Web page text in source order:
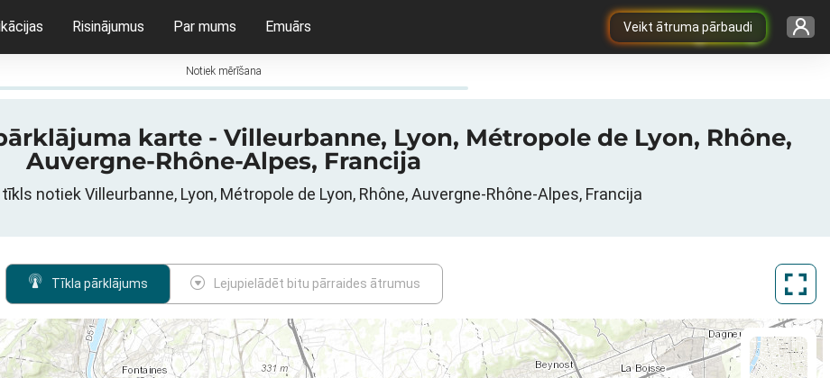
Veikt ātruma pārbaudi
Risinājumus Par mums Emuārs
Notiek mērīšana
karte - Villeurbanne, Lyon, Métropole de Lyon, Rhône,
Auvergne-Rhône-Alpes, Francija
notiek Villeurbanne, Lyon, Métropole de Lyon, Rhône, Auvergne-Rhône-Alpes, Francija
Tīkla pārklājums Lejupielādēt bitu pārraides ātrumus